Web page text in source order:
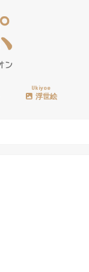
Ukiyoe
浮世絵